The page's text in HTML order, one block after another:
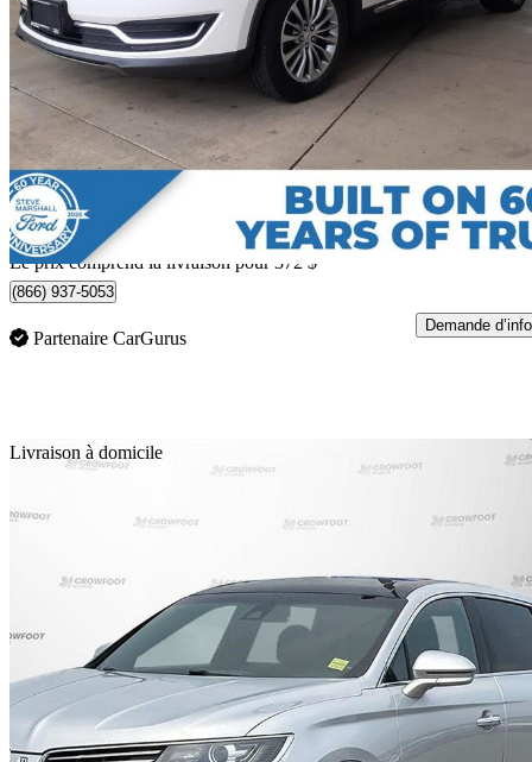
Select AWD 122 562 km
19 317 $ Affaire
339 $/mois env.
Livraison à domicile de Campbell River, BC
Le prix comprend la livraison pour 372 $
(866) 937-5053
Partenaire CarGurus
Demande d’info
Livraison à domicile